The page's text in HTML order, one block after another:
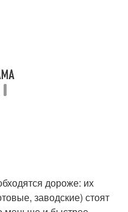
дороже: их
заводские) стоят